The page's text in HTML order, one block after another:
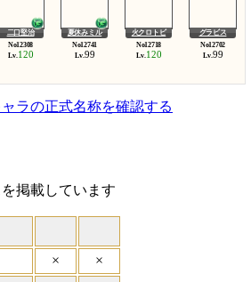
二口堅治 夏休みミル 火クロトビ グラビス
Lv. 120 Lv. 99 Lv. 120 Lv. 99
ラの正式名称を確認する
掲載しています
× ×